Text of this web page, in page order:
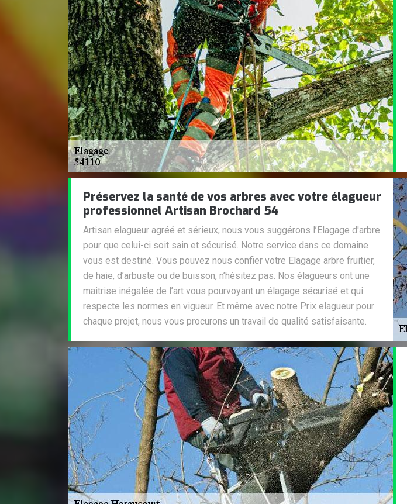
Préservez la santé de vos arbres avec votre élagueur
professionnel Artisan Brochard 54
Artisan elagueur agréé et sérieux, nous vous suggérons l’Elagage d'arbre
pour que celui-ci soit sain et sécurisé. Notre service dans ce domaine
vous est destiné. Vous pouvez nous confier votre Elagage arbre fruitier,
de haie, d’arbuste ou de buisson, n’hésitez pas. Nos élagueurs ont une
maitrise inégalée de l’art vous pourvoyant un élagage sécurisé et qui
respecte les normes en vigueur. Et même avec notre Prix elagueur pour
chaque projet, nous vous procurons un travail de qualité satisfaisante.